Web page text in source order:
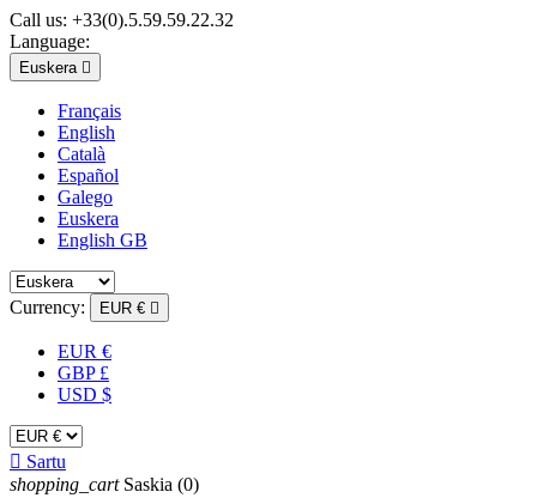
Call us: +33(0).5.59.59.22.32
Language:
Euskera 
Français
English
Català
Español
Galego
Euskera
English GB
Currency: EUR € 
EUR €
GBP £
USD $
 Sartu
shopping_cart Saskia (0)